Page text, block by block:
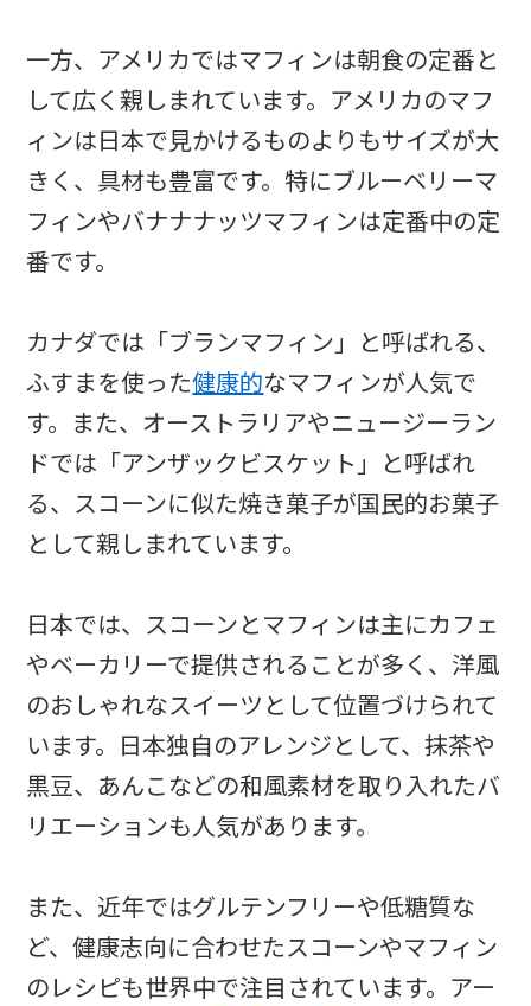
一方、アメリカではマフィンは朝食の定番と
して広く親しまれています。アメリカのマフ
ィンは日本で見かけるものよりもサイズが大
きく、具材も豊富です。特にブルーベリーマ
フィンやバナナナッツマフィンは定番中の定
番です。
カナダでは「ブランマフィン」と呼ばれる、
ふすまを使った健康的なマフィンが人気で
す。また、オーストラリアやニュージーラン
ドでは「アンザックビスケット」と呼ばれ
る、スコーンに似た焼き菓子が国民的お菓子
として親しまれています。
日本では、スコーンとマフィンは主にカフェ
やベーカリーで提供されることが多く、洋風
のおしゃれなスイーツとして位置づけられて
います。日本独自のアレンジとして、抹茶や
黒豆、あんこなどの和風素材を取り入れたバ
リエーションも人気があります。
また、近年ではグルテンフリーや低糖質な
ど、健康志向に合わせたスコーンやマフィン
のレシピも世界中で注目されています。アー